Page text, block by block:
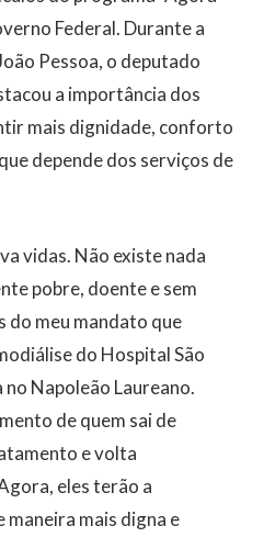
Federal. Durante a
Pessoa, o deputado
a importância dos
mais dignidade, conforto
depende dos serviços de
vidas. Não existe nada
pobre, doente e sem
do meu mandato que
do Hospital São
Napoleão Laureano.
de quem sai de
e volta
eles terão a
mais digna e